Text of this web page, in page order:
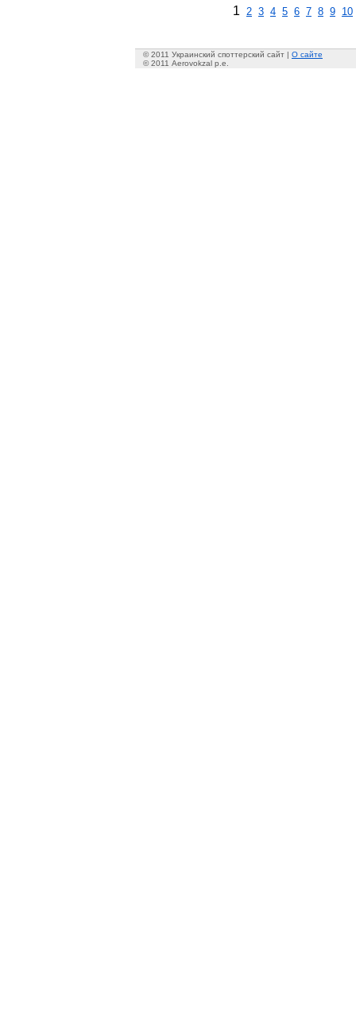
1 2 3 4 5 6 7 8 9 10
© 2011 Украинский споттерский сайт | О сайте
© 2011 Aerovokzal p.e.